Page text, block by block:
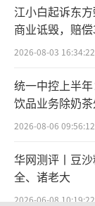
这么来
投名状的意
新，而是有
年移动支
时，千问也
变为阿里大
千问助
江小白起诉东
商业诋毁，赔
2026-08-03 16:34:22
统一中控上半年
饮品业务除奶
2026-08-06 09:56:12
华网测评丨豆
全、诸老大
2026-06-08 10:19:22